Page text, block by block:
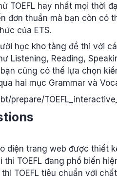
TOEFL hay nhất mọi thời
đơn thuần mà bạn còn có
của ETS.
học kho tàng đề thi với
Listening, Reading,
bạn cũng có thể lựa chọn
hai mục Grammar và
prepare/
diện trang web được thiết
TOEFL đang phổ biến
TOEFL tiêu chuẩn với